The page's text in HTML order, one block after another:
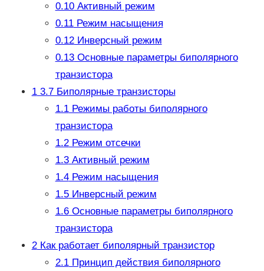
0.10Активный режим
0.11Режим насыщения
0.12Инверсный режим
0.13Основные параметры биполярного
транзистора
13.7 Биполярные транзисторы
1.1Режимы работы биполярного
транзистора
1.2Режим отсечки
1.3Активный режим
1.4Режим насыщения
1.5Инверсный режим
1.6Основные параметры биполярного
транзистора
2Как работает биполярный транзистор
2.1Принцип действия биполярного